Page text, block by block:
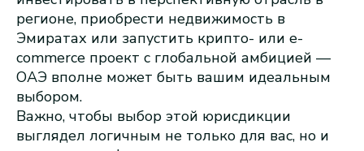
регионе, приобрести недвижимость в
Эмиратах или запустить крипто- или e-
commerce проект с глобальной амбицией —
ОАЭ вполне может быть вашим идеальным
выбором.
Важно, чтобы выбор этой юрисдикции
выглядел логичным не только для вас, но и